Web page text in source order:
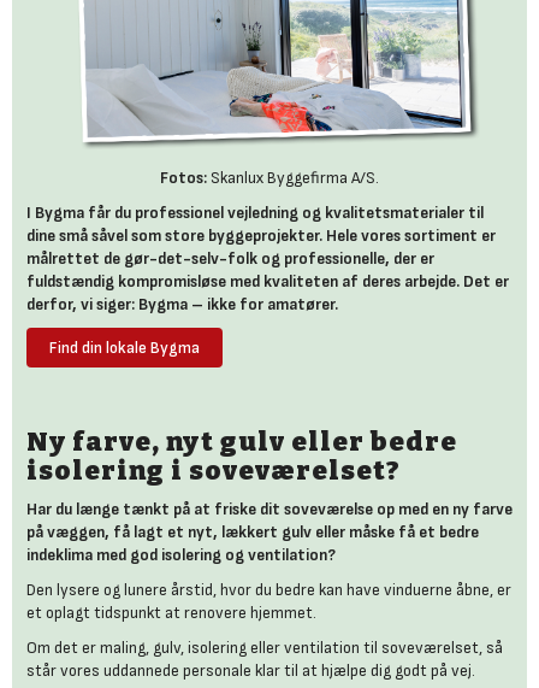
Fotos: Skanlux Byggefirma A/S.
I Bygma får du professionel vejledning og kvalitetsmaterialer til
dine små såvel som store byggeprojekter. Hele vores sortiment er
målrettet de gør-det-selv-folk og professionelle, der er
fuldstændig kompromisløse med kvaliteten af deres arbejde. Det er
derfor, vi siger: Bygma – ikke for amatører.
Find din lokale Bygma
Ny farve, nyt gulv eller bedre
isolering i soveværelset?
Har du længe tænkt på at friske dit soveværelse op med en ny farve
på væggen, få lagt et nyt, lækkert gulv eller måske få et bedre
indeklima med god isolering og ventilation?
Den lysere og lunere årstid, hvor du bedre kan have vinduerne åbne, er
et oplagt tidspunkt at renovere hjemmet.
Om det er maling, gulv, isolering eller ventilation til soveværelset, så
står vores uddannede personale klar til at hjælpe dig godt på vej.